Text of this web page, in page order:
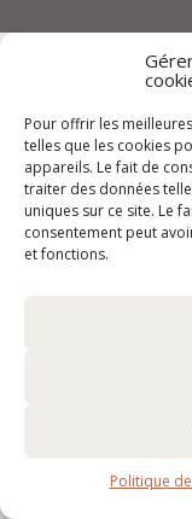
Pour offrir les
telles que les cookies
appareils. Le fait de
traiter des données
uniques sur ce site. Le
consentement peut
et fonctions.
Politique